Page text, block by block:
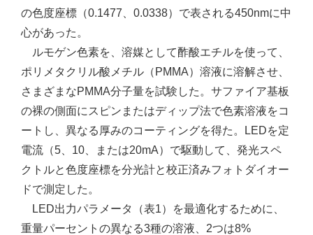
の色度座標（0.1477、0.0338）で表される450nmに中
心があった。
ルモゲン色素を、溶媒として酢酸エチルを使って、
ポリメタクリル酸メチル（PMMA）溶液に溶解させ、
さまざまなPMMA分子量を試験した。サファイア基板
の裸の側面にスピンまたはディップ法で色素溶液をコ
ートし、異なる厚みのコーティングを得た。LEDを定
電流（5、10、または20mA）で駆動して、発光スペ
クトルと色度座標を分光計と校正済みフォトダイオー
ドで測定した。
LED出力パラメータ（表1）を最適化するために、
重量パーセントの異なる3種の溶液、2つは8%